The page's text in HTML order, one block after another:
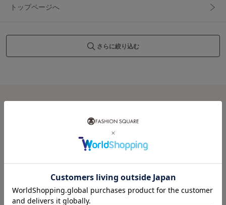
トップページへ
さらに絞り込む
返品OK
一部商品を除き、